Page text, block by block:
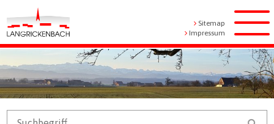
Navigieren in Langrickenbach
Schnellnavigation
Metanavigation
Sitemap
Impressum
Suchbegriff